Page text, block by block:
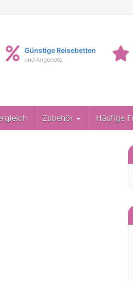
Günstige Reisebetten
und Angebote
Zubehör Häufige